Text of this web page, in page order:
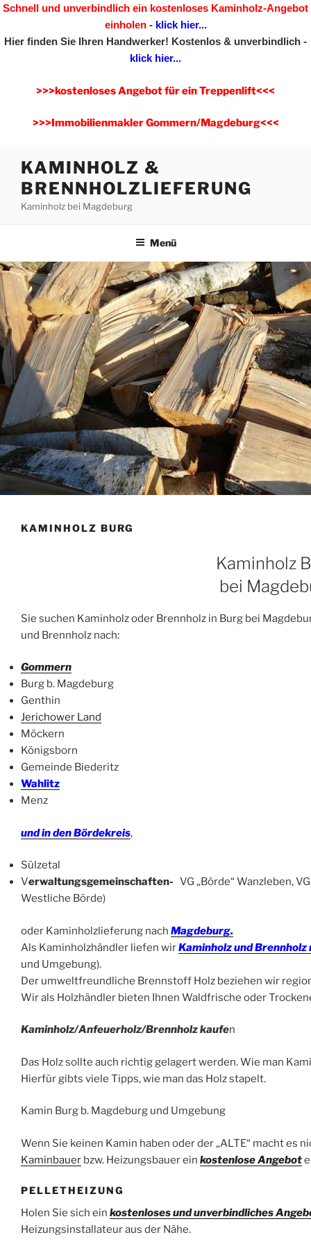
Schnell und unverbindlich ein kostenloses Kaminholz-Angebot
einholen-klick hier...
Hier finden Sie Ihren Handwerker! Kostenlos & unverbindlich -
klick hier...
>>>kostenloses Angebot für ein Treppenlift<<<
>>>Immobilienmakler Gommern/Magdeburg<<<
Inhalt
springen
KAMINHOLZ &
BRENNHOLZLIEFERUNG
Kaminholz bei Magdeburg
Menü
KAMINHOLZ BURG
Kaminholz
bei
Sie suchen Kaminholz oder Brennholz in Burg bei
und Brennholz nach:
Gommern
Burg b. Magdeburg
Genthin
Jerichower Land
Möckern
Königsborn
Gemeinde Biederitz
Wahlitz
Menz
und in den Bördekreis,
Sülzetal
Verwaltungsgemeinschaften- VG „Börde“ Wanzleben,
Westliche Börde)
oder Kaminholzlieferung nach Magdeburg.
Als Kaminholzhändler liefen wirKaminholz und
und Umgebung).
Der umweltfreundliche Brennstoff Holz beziehen wir
Wir als Holzhändler bieten Ihnen Waldfrische oder
Kaminholz/Anfeuerholz/Brennholz kaufen
Das Holz sollte auch richtig gelagert werden. Wie man
Hierfür gibts viele Tipps, wie man das Holz stapelt.
Kamin Burg b. Magdeburg und Umgebung
Wenn Sie keinen Kamin haben oder der „ALTE“ macht es
Kaminbauer bzw. Heizungsbauer ein kostenlose Angebot
PELLETHEIZUNG
Holen Sie sich ein kostenloses und unverbindliches
Heizungsinstallateur aus der Nähe.